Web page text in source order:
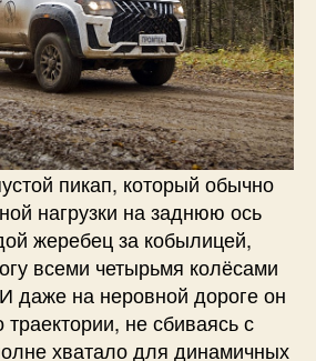
пикап, который обычно
нагрузки на заднюю ось
жеребец за кобылицей,
всеми четырьмя колёсами
даже на неровной дороге он
не сбиваясь с
хватало для динамичных